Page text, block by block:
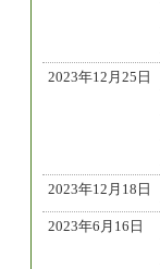
2023年12月25日
2023年12月18日
2023年6月16日